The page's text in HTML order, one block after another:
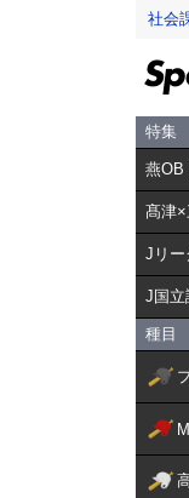
社会
特集
燕OB
髙津
Jリー
J国立
種目